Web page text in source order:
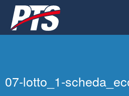
Go
to
the
07-lotto_1-